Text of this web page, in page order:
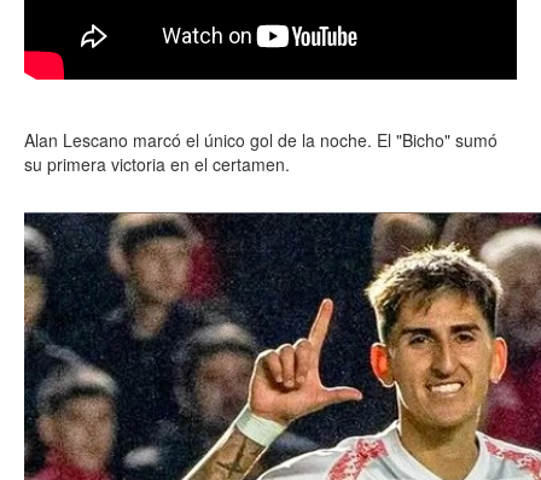
Alan Lescano marcó el único gol de la noche. El "Bicho" sumó
su primera victoria en el certamen.